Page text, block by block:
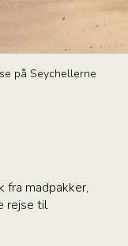
på Seychellerne
fra madpakker,
rejse til